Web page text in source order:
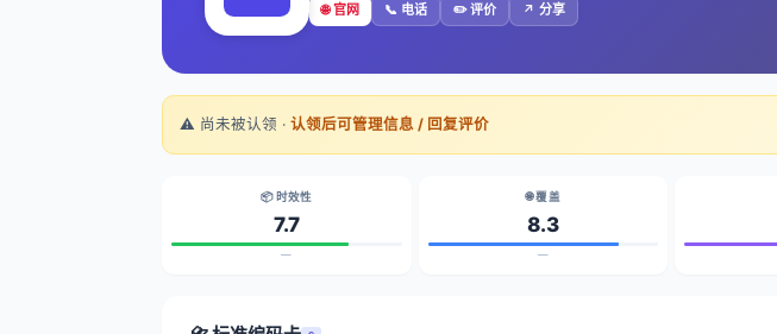
🌐 官网 📞 电话 ✏️ 评价 ↗️ 分享
⚠️ 尚未被认领 · 认领后可管理信息 / 回复评价
📦 时效性
7.7
—
🌐 覆盖
8.3
—